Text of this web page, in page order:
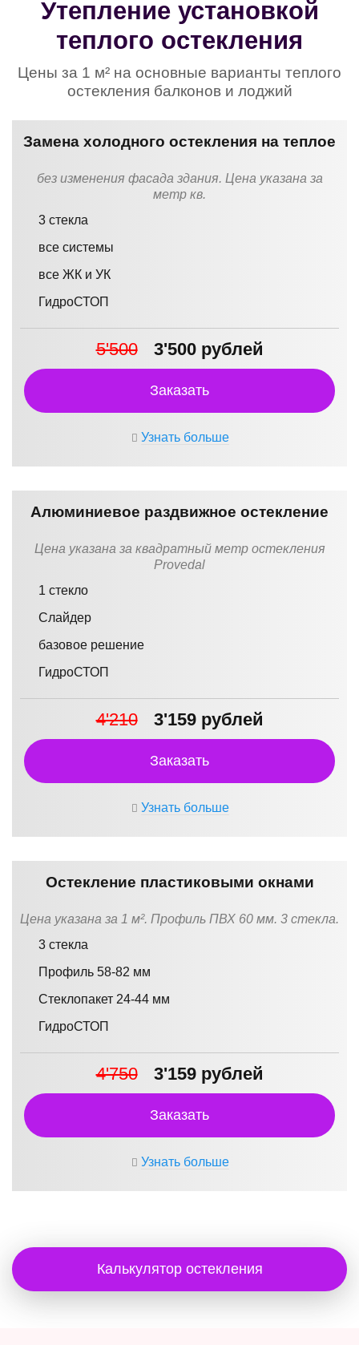
Утепление установкой
теплого остекления
Цены за 1 м² на основные варианты теплого
остекления балконов и лоджий
Замена холодного остекления на теплое
без изменения фасада здания. Цена указана за
метр кв.
3 стекла
все системы
все ЖК и УК
ГидроСТОП
5'500 3'500 рублей
Заказать
Узнать больше
Алюминиевое раздвижное остекление
Цена указана за квадратный метр остекления
Provedal
1 стекло
Слайдер
базовое решение
ГидроСТОП
4'210 3'159 рублей
Заказать
Узнать больше
Остекление пластиковыми окнами
Цена указана за 1 м². Профиль ПВХ 60 мм. 3 стекла.
3 стекла
Профиль 58-82 мм
Стеклопакет 24-44 мм
ГидроСТОП
4'750 3'159 рублей
Заказать
Узнать больше
Калькулятор остекления